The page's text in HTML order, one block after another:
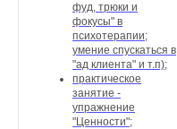
фуд, трюки и
фокусы" в
психотерапии;
умение спускаться в
"ад клиента" и т.п);
практическое
занятие -
упражнение
"Ценности";